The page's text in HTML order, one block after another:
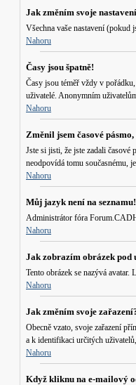
Jak změním svoje
Všechna vaše nastavení (pokud
Nahoru
Časy jsou špatně!
Časy jsou téměř vždy v
uživatelé. Anonymním
Nahoru
Změnil jsem časové
Jste si jisti, že jste zadali časové
neodpovídá tomu současnému,
Nahoru
Můj jazyk není na seznamu!
Administrátor fóra
Nahoru
Jak zobrazím obrázek pod
Tento obrázek se nazývá
Nahoru
Jak změním svoje
Obecně vzato, svoje zařazení
a k identifikaci určitých
Nahoru
Když kliknu na e-mailový